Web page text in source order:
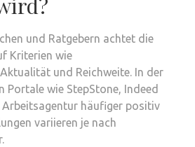
und Ratgebern achtet die
Kriterien wie
und Reichweite. In der
Portale wie StepStone, Indeed
häufiger positiv
variieren je nach